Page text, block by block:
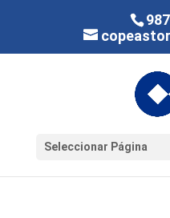
Seleccionar Página